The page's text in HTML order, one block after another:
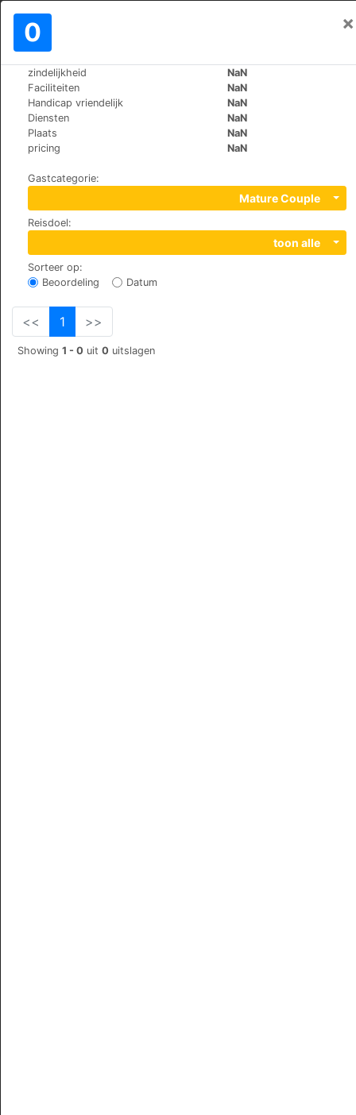
0 ×
zindelijkheid
NaN
Faciliteiten
NaN
Handicap vriendelijk
NaN
Diensten
NaN
Plaats
NaN
pricing
NaN
Gastcategorie:
Mature Couple
Reisdoel:
toon alle
Sorteer op:
Beoordeling
Datum
<< 1 >>
Showing 1 - 0 uit 0 uitslagen
Wereld>Switzerland
B&B Matterhorn Golf
Wildi, 3928